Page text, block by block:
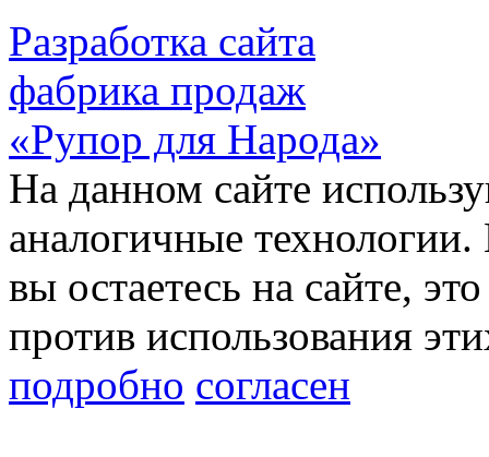
Разработка сайта
фабрика продаж
«Рупор для Народа»
На данном сайте
аналогичные
вы остаетесь на сайте,
против использования
подробно согласен